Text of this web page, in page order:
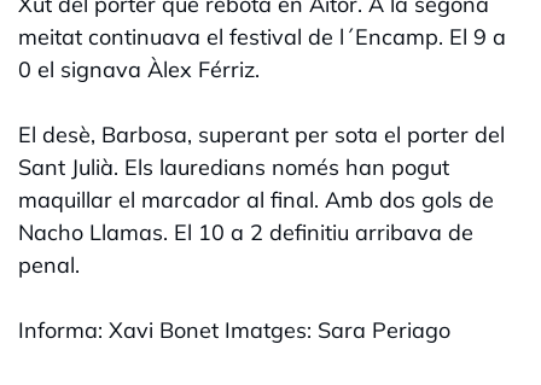
meitat continuava el festival de l´Encamp. El 9 a
0 el signava Àlex Férriz.
El desè, Barbosa, superant per sota el porter del
Sant Julià. Els lauredians només han pogut
maquillar el marcador al final. Amb dos gols de
Nacho Llamas. El 10 a 2 definitiu arribava de
penal.
Informa: Xavi Bonet Imatges: Sara Periago